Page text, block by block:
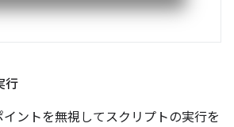
行
ントを無視してスクリプトの実行を